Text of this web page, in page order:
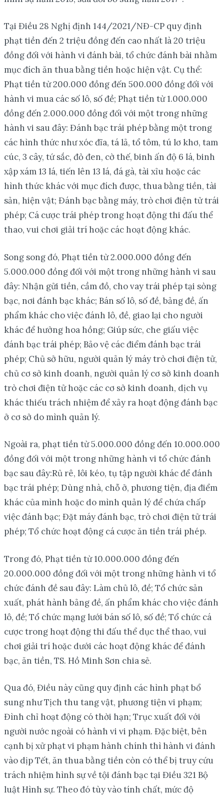
Tại Điều 28 Nghị định 144/2021/NĐ-CP quy định
phạt tiền đến 2 triệu đồng đến cao nhất là 20 triệu
đồng đối với hành vi đánh bài, tổ chức đánh bài nhằm
mục đích ăn thua bằng tiền hoặc hiện vật. Cụ thể:
Phạt tiền từ 200.000 đồng đến 500.000 đồng đối với
hành vi mua các số lô, số đề; Phạt tiền từ 1.000.000
đồng đến 2.000.000 đồng đối với một trong những
hành vi sau đây: Đánh bạc trái phép bằng một trong
các hình thức như xóc đĩa, tá lả, tổ tôm, tú lơ khơ, tam
cúc, 3 cây, tứ sắc, đỏ đen, cờ thế, binh ấn độ 6 lá, binh
xập xám 13 lá, tiến lên 13 lá, đá gà, tài xỉu hoặc các
hình thức khác với mục đích được, thua bằng tiền, tài
sản, hiện vật; Đánh bạc bằng máy, trò chơi điện tử trái
phép; Cá cược trái phép trong hoạt động thi đấu thể
thao, vui chơi giải trí hoặc các hoạt động khác.
Song song đó, Phạt tiền từ 2.000.000 đồng đến
5.000.000 đồng đối với một trong những hành vi sau
đây: Nhận gửi tiền, cầm đồ, cho vay trái phép tại sòng
bạc, nơi đánh bạc khác; Bán số lô, số đề, bảng đề, ấn
phẩm khác cho việc đánh lô, đề, giao lại cho người
khác để hưởng hoa hồng; Giúp sức, che giấu việc
đánh bạc trái phép; Bảo vệ các điểm đánh bạc trái
phép; Chủ sở hữu, người quản lý máy trò chơi điện tử,
chủ cơ sở kinh doanh, người quản lý cơ sở kinh doanh
trò chơi điện tử hoặc các cơ sở kinh doanh, dịch vụ
khác thiếu trách nhiệm để xảy ra hoạt động đánh bạc
ở cơ sở do mình quản lý.
Ngoài ra, phạt tiền từ 5.000.000 đồng đến 10.000.000
đồng đối với một trong những hành vi tổ chức đánh
bạc sau đây:Rủ rê, lôi kéo, tụ tập người khác để đánh
bạc trái phép; Dùng nhà, chỗ ở, phương tiện, địa điểm
khác của mình hoặc do mình quản lý để chứa chấp
việc đánh bạc; Đặt máy đánh bạc, trò chơi điện tử trái
phép; Tổ chức hoạt động cá cược ăn tiền trái phép.
Trong đó, Phạt tiền từ 10.000.000 đồng đến
20.000.000 đồng đối với một trong những hành vi tổ
chức đánh đề sau đây: Làm chủ lô, đề; Tổ chức sản
xuất, phát hành bảng đề, ấn phẩm khác cho việc đánh
lô, đề; Tổ chức mạng lưới bán số lô, số đề; Tổ chức cá
cược trong hoạt động thi đấu thể dục thể thao, vui
chơi giải trí hoặc dưới các hoạt động khác để đánh
bạc, ăn tiền, TS. Hồ Minh Sơn chia sẻ.
Qua đó, Điều này cũng quy định các hình phạt bổ
sung như Tịch thu tang vật, phương tiện vi phạm;
Đình chỉ hoạt động có thời hạn; Trục xuất đối với
người nước ngoài có hành vi vi phạm. Đặc biệt, bên
cạnh bị xử phạt vi phạm hành chính thì hành vi đánh
vào dịp Tết, ăn thua bằng tiền còn có thể bị truy cứu
trách nhiệm hình sự về tội đánh bạc tại Điều 321 Bộ
luật Hình sự. Theo đó tùy vào tính chất, mức độ